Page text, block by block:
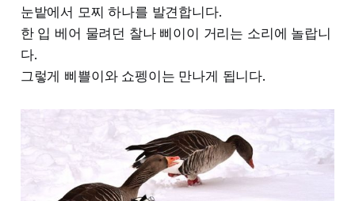
눈밭에서 모찌 하나를 발견합니다.
한 입 베어 물려던 찰나 삐이이 거리는 소리에 놀랍니
다.
그렇게 삐쁠이와 쇼펭이는 만나게 됩니다.